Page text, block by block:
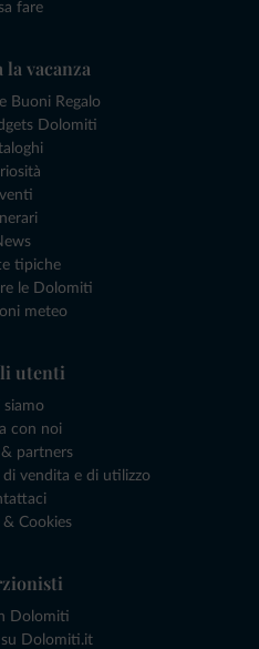
fare
vacanza
Buoni Regalo
Dolomiti
tipiche
le Dolomiti
meteo
utenti
siamo
con noi
partners
di vendita e di utilizzo
& Cookies
Dolomiti
su Dolomiti.it